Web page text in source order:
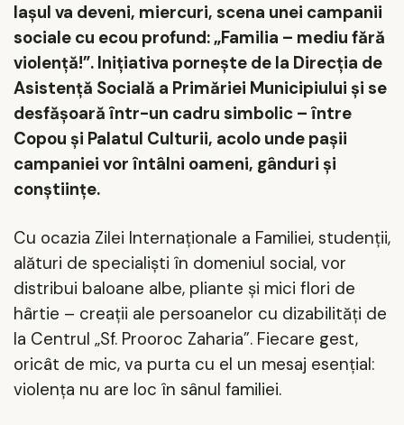
Iaşul va deveni, miercuri, scena unei campanii
sociale cu ecou profund: „Familia – mediu fără
violenţă!”. Iniţiativa porneşte de la Direcţia de
Asistenţă Socială a Primăriei Municipiului şi se
desfăşoară într-un cadru simbolic – între
Copou şi Palatul Culturii, acolo unde paşii
campaniei vor întâlni oameni, gânduri şi
conştiinţe.
Cu ocazia Zilei Internaţionale a Familiei, studenţii,
alături de specialişti în domeniul social, vor
distribui baloane albe, pliante şi mici flori de
hârtie – creaţii ale persoanelor cu dizabilităţi de
la Centrul „Sf. Prooroc Zaharia”. Fiecare gest,
oricât de mic, va purta cu el un mesaj esenţial:
violenţa nu are loc în sânul familiei.